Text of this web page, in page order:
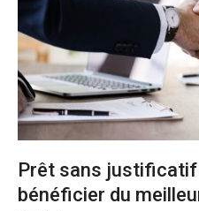
Prêt sans
bénéficier du